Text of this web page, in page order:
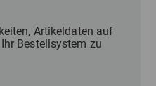
Artikeldaten auf
Bestellsystem zu